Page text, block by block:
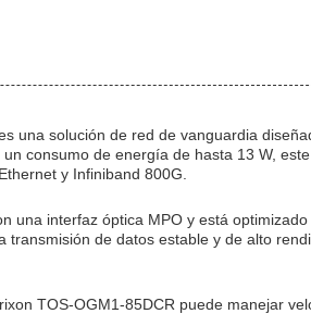
una solución de red de vanguardia
consumo de energía de hasta 13 W,
y Infiniband 800G.
una interfaz óptica MPO y está
transmisión de datos estable y de alto
TOS-OGM1-85DCR puede manejar